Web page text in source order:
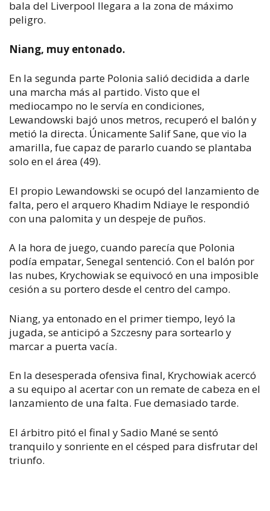
bala del Liverpool llegara a la zona de máximo
peligro.
Niang, muy entonado.
En la segunda parte Polonia salió decidida a darle
una marcha más al partido. Visto que el
mediocampo no le servía en condiciones,
Lewandowski bajó unos metros, recuperó el balón y
metió la directa. Únicamente Salif Sane, que vio la
amarilla, fue capaz de pararlo cuando se plantaba
solo en el área (49).
El propio Lewandowski se ocupó del lanzamiento de
falta, pero el arquero Khadim Ndiaye le respondió
con una palomita y un despeje de puños.
A la hora de juego, cuando parecía que Polonia
podía empatar, Senegal sentenció. Con el balón por
las nubes, Krychowiak se equivocó en una imposible
cesión a su portero desde el centro del campo.
Niang, ya entonado en el primer tiempo, leyó la
jugada, se anticipó a Szczesny para sortearlo y
marcar a puerta vacía.
En la desesperada ofensiva final, Krychowiak acercó
a su equipo al acertar con un remate de cabeza en el
lanzamiento de una falta. Fue demasiado tarde.
El árbitro pitó el final y Sadio Mané se sentó
tranquilo y sonriente en el césped para disfrutar del
triunfo.